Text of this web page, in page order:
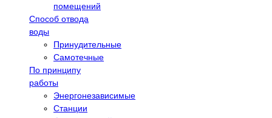
помещений
Способ отвода
воды
Принудительные
Самотечные
По принципу
работы
Энергонезависимые
Станции